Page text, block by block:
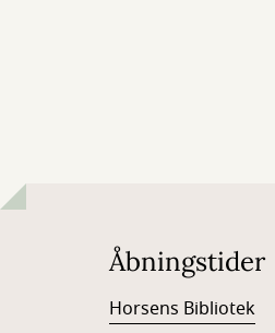
Åbningstider
Horsens Bibliotek